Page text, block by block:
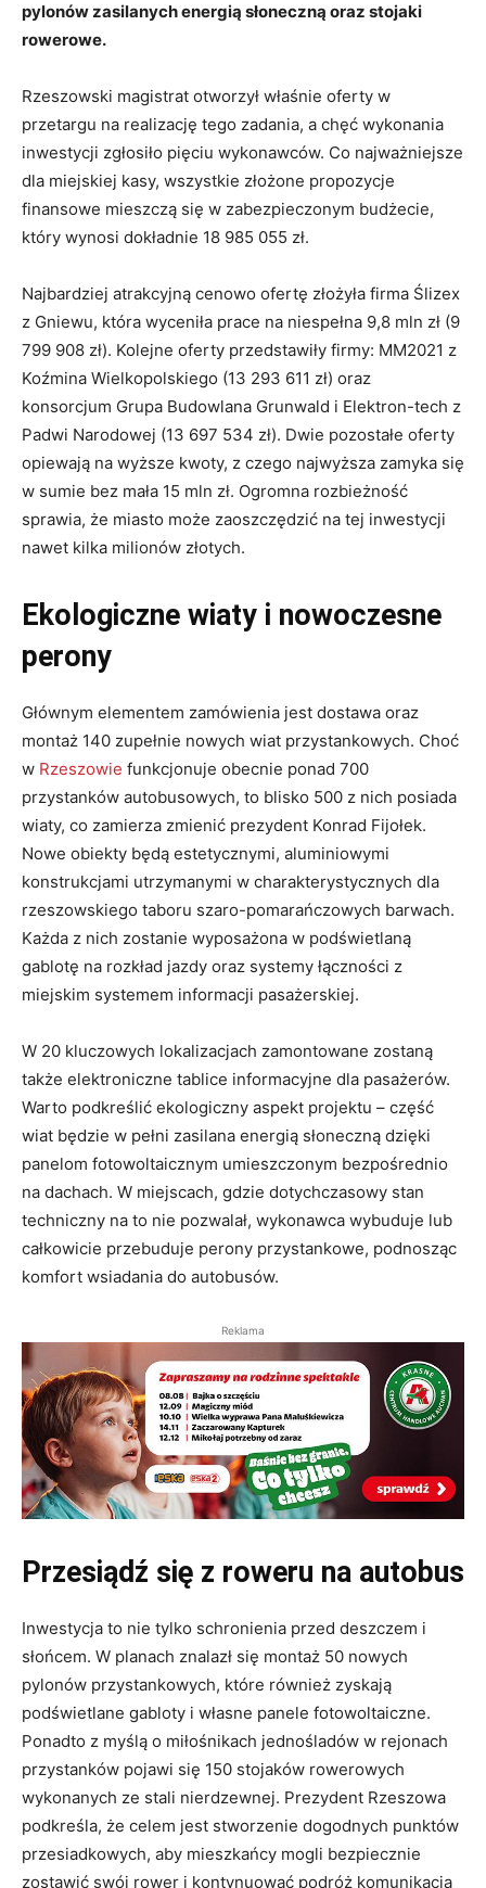
pylonów zasilanych energią słoneczną oraz stojaki
rowerowe.
Rzeszowski magistrat otworzył właśnie oferty w
przetargu na realizację tego zadania, a chęć wykonania
inwestycji zgłosiło pięciu wykonawców. Co najważniejsze
dla miejskiej kasy, wszystkie złożone propozycje
finansowe mieszczą się w zabezpieczonym budżecie,
który wynosi dokładnie 18 985 055 zł.
Najbardziej atrakcyjną cenowo ofertę złożyła firma Ślizex
z Gniewu, która wyceniła prace na niespełna 9,8 mln zł (9
799 908 zł). Kolejne oferty przedstawiły firmy: MM2021 z
Koźmina Wielkopolskiego (13 293 611 zł) oraz
konsorcjum Grupa Budowlana Grunwald i Elektron-tech z
Padwi Narodowej (13 697 534 zł). Dwie pozostałe oferty
opiewają na wyższe kwoty, z czego najwyższa zamyka się
w sumie bez mała 15 mln zł. Ogromna rozbieżność
sprawia, że miasto może zaoszczędzić na tej inwestycji
nawet kilka milionów złotych.
Ekologiczne wiaty i nowoczesne
perony
Głównym elementem zamówienia jest dostawa oraz
montaż 140 zupełnie nowych wiat przystankowych. Choć
w Rzeszowie funkcjonuje obecnie ponad 700
przystanków autobusowych, to blisko 500 z nich posiada
wiaty, co zamierza zmienić prezydent Konrad Fijołek.
Nowe obiekty będą estetycznymi, aluminiowymi
konstrukcjami utrzymanymi w charakterystycznych dla
rzeszowskiego taboru szaro-pomarańczowych barwach.
Każda z nich zostanie wyposażona w podświetlaną
gablotę na rozkład jazdy oraz systemy łączności z
miejskim systemem informacji pasażerskiej.
W 20 kluczowych lokalizacjach zamontowane zostaną
także elektroniczne tablice informacyjne dla pasażerów.
Warto podkreślić ekologiczny aspekt projektu – część
wiat będzie w pełni zasilana energią słoneczną dzięki
panelom fotowoltaicznym umieszczonym bezpośrednio
na dachach. W miejscach, gdzie dotychczasowy stan
techniczny na to nie pozwalał, wykonawca wybuduje lub
całkowicie przebuduje perony przystankowe, podnosząc
komfort wsiadania do autobusów.
Reklama
Przesiądź się z roweru na autobus
Inwestycja to nie tylko schronienia przed deszczem i
słońcem. W planach znalazł się montaż 50 nowych
pylonów przystankowych, które również zyskają
podświetlane gabloty i własne panele fotowoltaiczne.
Ponadto z myślą o miłośnikach jednośladów w rejonach
przystanków pojawi się 150 stojaków rowerowych
wykonanych ze stali nierdzewnej. Prezydent Rzeszowa
podkreśla, że celem jest stworzenie dogodnych punktów
przesiadkowych, aby mieszkańcy mogli bezpiecznie
zostawić swój rower i kontynuować podróż komunikacją